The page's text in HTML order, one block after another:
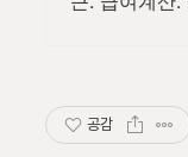
공감